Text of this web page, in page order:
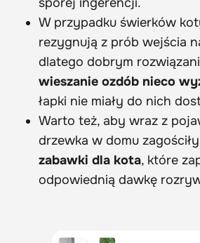
W przypadku świerków
rezygnują z prób wejścia
dlatego dobrym
wieszanie ozdób nieco
łapki nie miały do nich
Warto też, aby wraz z
drzewka w domu
zabawki dla kota, które
odpowiednią dawkę